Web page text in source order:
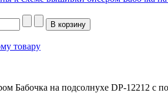
товару
Бабочка на подсолнухе DP-12212 с